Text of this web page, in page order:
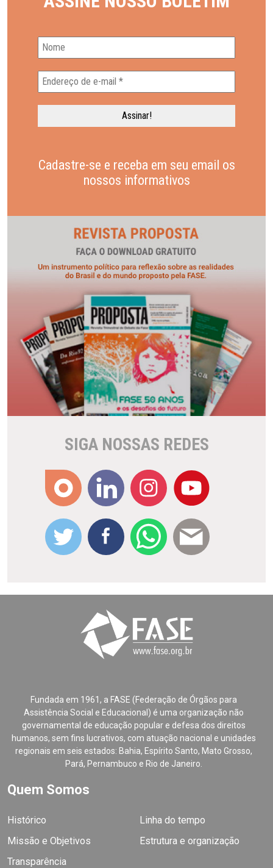
Cadastre-se e receba em seu email os
nossos informativos
SIGA NOSSAS REDES
Fundada em 1961, a FASE (Federação de Órgãos para
Assistência Social e Educacional) é uma organização não
governamental de educação popular e defesa dos direitos
humanos, sem fins lucrativos, com atuação nacional e unidades
regionais em seis estados: Bahia, Espírito Santo, Mato Grosso,
Pará, Pernambuco e Rio de Janeiro.
Quem Somos
Histórico
Linha do tempo
Missão e Objetivos
Estrutura e organização
Transparência